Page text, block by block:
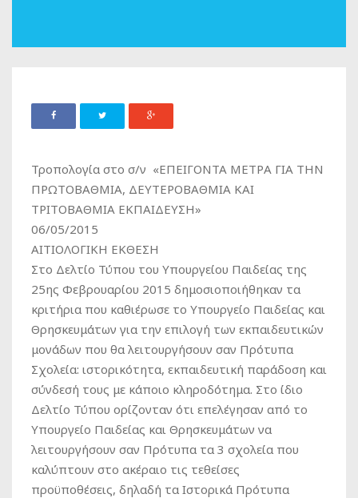
Τροπολογία στο σ/ν «ΕΠΕΙΓΟΝΤΑ ΜΕΤΡΑ ΓΙΑ ΤΗΝ
ΠΡΩΤΟΒΑΘΜΙΑ, ΔΕΥΤΕΡΟΒΑΘΜΙΑ ΚΑΙ
ΤΡΙΤΟΒΑΘΜΙΑ ΕΚΠΑΙΔΕΥΣΗ»
06/05/2015
ΑΙΤΙΟΛΟΓΙΚΗ ΕΚΘΕΣΗ
Στο Δελτίο Τύπου του Υπουργείου Παιδείας της
25ης Φεβρουαρίου 2015 δημοσιοποιήθηκαν τα
κριτήρια που καθιέρωσε το Υπουργείο Παιδείας και
Θρησκευμάτων για την επιλογή των εκπαιδευτικών
μονάδων που θα λειτουργήσουν σαν Πρότυπα
Σχολεία: ιστορικότητα, εκπαιδευτική παράδοση και
σύνδεσή τους με κάποιο κληροδότημα. Στο ίδιο
Δελτίο Τύπου ορίζονταν ότι επελέγησαν από το
Υπουργείο Παιδείας και Θρησκευμάτων να
λειτουργήσουν σαν Πρότυπα τα 3 σχολεία που
καλύπτουν στο ακέραιο τις τεθείσες
προϋποθέσεις, δηλαδή τα Ιστορικά Πρότυπα